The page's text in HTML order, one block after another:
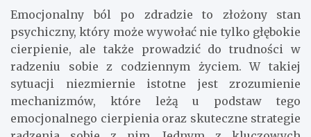
Emocjonalny ból po zdradzie to złożony stan
psychiczny, który może wywołać nie tylko głębokie
cierpienie, ale także prowadzić do trudności w
radzeniu sobie z codziennym życiem. W takiej
sytuacji niezmiernie istotne jest zrozumienie
mechanizmów, które leżą u podstaw tego
emocjonalnego cierpienia oraz skuteczne strategie